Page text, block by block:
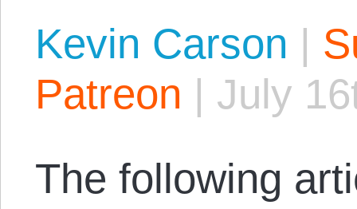
Kevin Carson |
Patreon | July
The following